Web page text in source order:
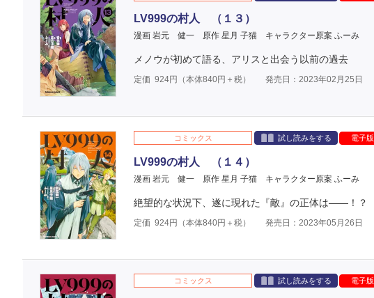
LV999の村人 （１３）
漫画 岩元 健一 原作 星月 子猫 キャラクター原案 ふーみ
メノウが初めて語る、アリスと出会う以前の過去
定価 924円（本体840円＋税） 発売日：2023年02月25日
コミックス 試し読みをする 電子版
LV999の村人 （１４）
漫画 岩元 健一 原作 星月 子猫 キャラクター原案 ふーみ
絶望的な状況下、遂に現れた『敵』の正体は――！？
定価 924円（本体840円＋税） 発売日：2023年05月26日
コミックス 試し読みをする 電子版